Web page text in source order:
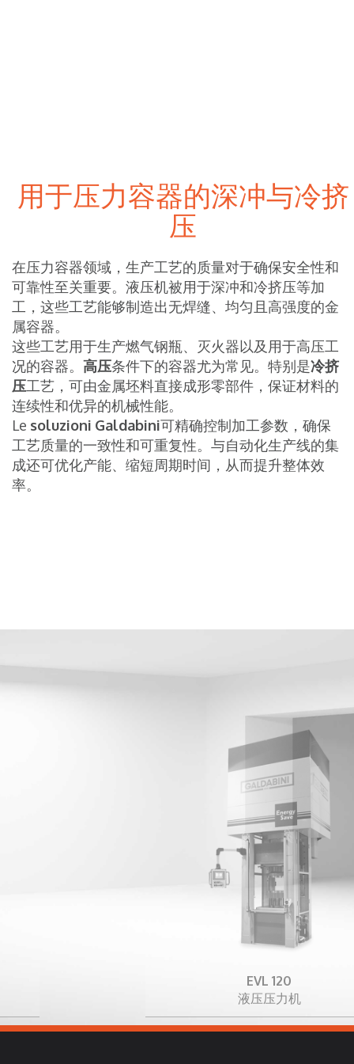
用于压力容器的深冲与冷挤
压
在压力容器领域，生产工艺的质量对于确保安全性和
可靠性至关重要。液压机被用于深冲和冷挤压等加
工，这些工艺能够制造出无焊缝、均匀且高强度的金
属容器。
这些工艺用于生产燃气钢瓶、灭火器以及用于高压工
况的容器。 高压条件下的容器尤为常见。特别是冷挤
压工艺，可由金属坯料直接成形零部件，保证材料的
连续性和优异的机械性能。
Le soluzioni Galdabini可精确控制加工参数，确保
工艺质量的一致性和可重复性。与自动化生产线的集
成还可优化产能、缩短周期时间，从而提升整体效
率。
EVL 120
液压压力机